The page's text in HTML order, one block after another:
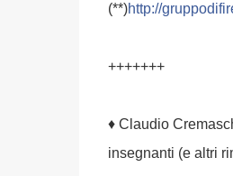
(**)http://
+++++++
♦ Claudio
insegnanti (e altri